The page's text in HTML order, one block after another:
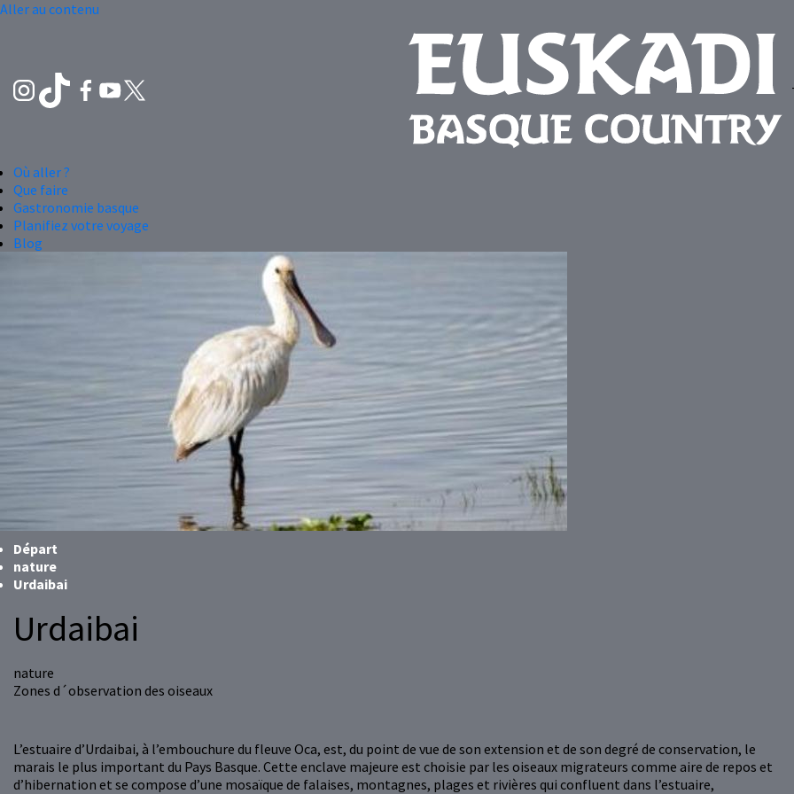
Aller au contenu
Où aller ?
Que faire
Gastronomie basque
Planifiez votre voyage
Blog
Départ
nature
Urdaibai
Urdaibai
nature
Zones d´observation des oiseaux
L’estuaire d’Urdaibai, à l’embouchure du fleuve Oca, est, du point de vue de son extension et de son degré de conservation, le
marais le plus important du Pays Basque. Cette enclave majeure est choisie par les oiseaux migrateurs comme aire de repos et
d’hibernation et se compose d’une mosaïque de falaises, montagnes, plages et rivières qui confluent dans l’estuaire,